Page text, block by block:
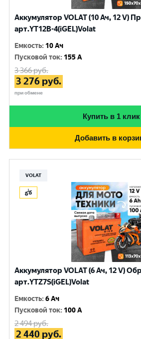
Аккумулятор VOLAT (10 Ач, 12 V)
арт.YT12B-4(iGEL)Volat
Емкость: 10 Ач
Пусковой ток: 155 A
3 366руб.
3 276 руб.
при обмене
Купить в 1 клик
Добавить в
VOLAT
Аккумулятор VOLAT (6 Ач, 12 V)
арт.YTZ7S(iGEL)Volat
Емкость:6 Ач
Пусковой ток: 100 A
2 494руб.
2 440 руб.